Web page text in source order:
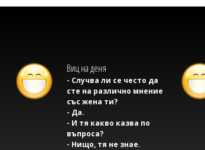
Виц на деня
- Случва ли се често да
сте на различно мнение
със жена ти?
- Да.
- И тя какво казва по
въпроса?
- Нищо, тя не знае.